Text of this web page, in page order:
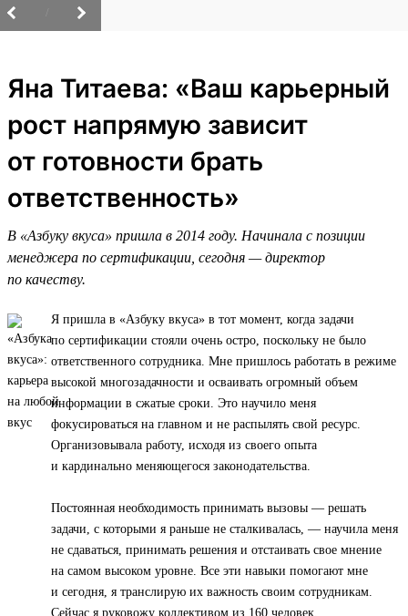
Яна Титаева: «Ваш карьерный
рост напрямую зависит
от готовности брать
ответственность»
В «Азбуку вкуса» пришла в 2014 году. Начинала с позиции
менеджера по сертификации, сегодня — директор
по качеству.
Я пришла в «Азбуку вкуса» в тот момент, когда задачи
по сертификации стояли очень остро, поскольку не было
ответственного сотрудника. Мне пришлось работать в режиме
высокой многозадачности и осваивать огромный объем
информации в сжатые сроки. Это научило меня
фокусироваться на главном и не распылять свой ресурс.
Организовывала работу, исходя из своего опыта
и кардинально меняющегося законодательства.
Постоянная необходимость принимать вызовы — решать
задачи, с которыми я раньше не сталкивалась, — научила меня
не сдаваться, принимать решения и отстаивать свое мнение
на самом высоком уровне. Все эти навыки помогают мне
и сегодня, я транслирую их важность своим сотрудникам.
Сейчас я руковожу коллективом из 160 человек.